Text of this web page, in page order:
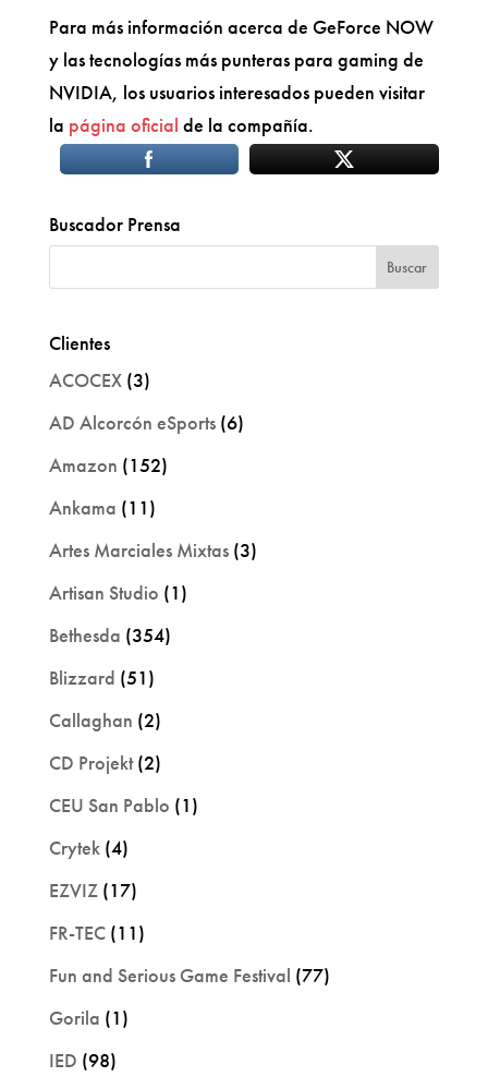
Para más información acerca de GeForce NOW
y las tecnologías más punteras para gaming de
NVIDIA, los usuarios interesados pueden visitar
la página oficial de la compañía.
Buscador Prensa
Clientes
ACOCEX(3)
AD Alcorcón eSports(6)
Amazon (152)
Ankama (11)
Artes Marciales Mixtas(3)
Artisan Studio (1)
Bethesda (354)
Blizzard (51)
Callaghan (2)
CD Projekt(2)
CEU San Pablo (1)
Crytek(4)
EZVIZ(17)
FR-TEC(11)
Fun and Serious Game Festival (77)
Gorila (1)
IED (98)